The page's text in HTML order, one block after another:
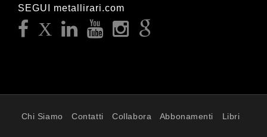
SEGUI metallirari.com
Chi Siamo Contatti Collabora Abbonamenti Libri